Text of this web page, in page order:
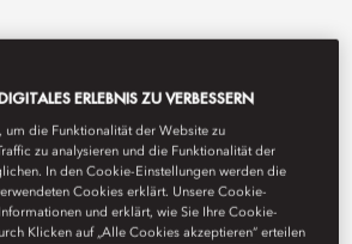
ERLEBNIS ZU VERBESSERN
um die Funktionalität der Website zu
zu analysieren und die Funktionalität der
In den Cookie-Einstellungen werden die
Cookies erklärt. Unsere Cookie-
und erklärt, wie Sie Ihre Cookie-
Klicken auf „Alle Cookies akzeptieren“ erteilen